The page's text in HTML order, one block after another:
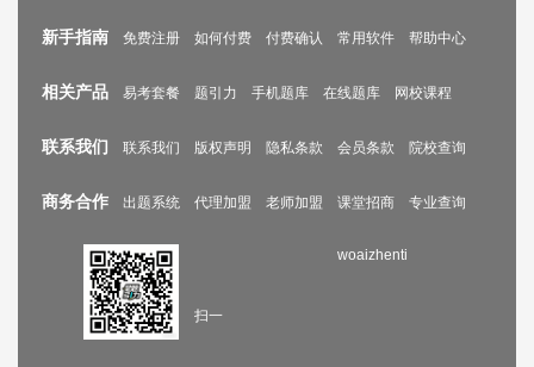
新手指南 免费注册 如何付费 付费确认 常用软件 帮助中心
相关产品 易考套餐 题引力 手机题库 在线题库 网校课程
联系我们 联系我们 版权声明 隐私条款 会员条款 院校查询
商务合作 出题系统 代理加盟 老师加盟 课堂招商 专业查询
扫一
woaizhenti